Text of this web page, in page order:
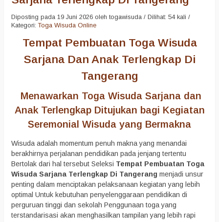
Diposting pada 19 Juni 2026 oleh togawisuda / Dilihat: 54 kali /
Kategori:Toga Wisuda Online
Tempat Pembuatan Toga Wisuda
Sarjana Dan Anak Terlengkap Di
Tangerang
Menawarkan Toga Wisuda Sarjana dan
Anak Terlengkap Ditujukan bagi Kegiatan
Seremonial Wisuda yang Bermakna
Wisuda adalah momentum penuh makna yang menandai
berakhirnya perjalanan pendidikan pada jenjang tertentu
Bertolak dari hal tersebut Seleksi Tempat Pembuatan Toga
Wisuda Sarjana Terlengkap Di Tangerang menjadi unsur
penting dalam menciptakan pelaksanaan kegiatan yang lebih
optimal Untuk kebutuhan penyelenggaraan pendidikan di
perguruan tinggi dan sekolah Penggunaan toga yang
terstandarisasi akan menghasilkan tampilan yang lebih rapi